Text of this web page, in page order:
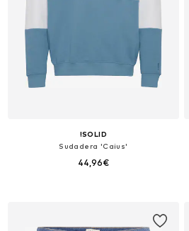
!SOLID
Sudadera 'Caius'
44,96€